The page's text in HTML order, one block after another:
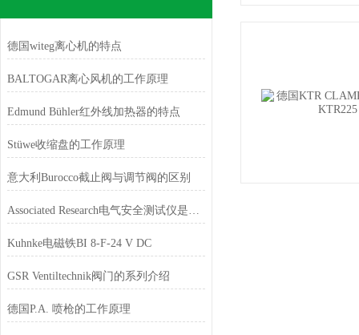
德国witeg离心机的特点
BALTOGAR离心风机的工作原理
Edmund Bühler红外线加热器的特点
Stüwe收缩盘的工作原理
意大利Burocco截止阀与调节阀的区别
Associated Research电气安全测试仪是用于实验室
Kuhnke电磁铁BI 8-F-24 V DC
GSR Ventiltechnik阀门的系列介绍
德国P.A. 喷枪的工作原理